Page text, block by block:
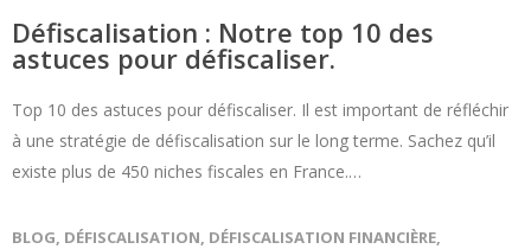
Défiscalisation : Notre top 10 des
astuces pour défiscaliser.
Top 10 des astuces pour défiscaliser. Il est important de réfléchir
à une stratégie de défiscalisation sur le long terme. Sachez qu’il
existe plus de 450 niches fiscales en France.…
BLOG, DÉFISCALISATION, DÉFISCALISATION FINANCIÈRE,